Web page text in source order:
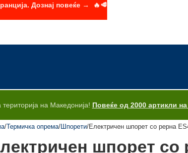
на Македонија! Повеќе од 2000 артикли
Термичка опрема Шпорети Електричен шпорет со рерна
шпорет со
Дознај повеќе → 🔥🥩